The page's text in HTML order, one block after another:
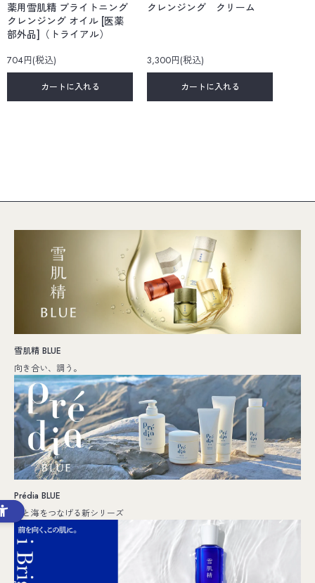
薬用雪肌精 ブライトニング
クレンジング オイル [医薬
部外品]（トライアル）
704円(税込)
カートに入れる
クレンジング クリーム
3,300円(税込)
カートに入れる
雪肌精 BLUE
向き合い、調う。
Prédia BLUE
人と海をつなげる新シリーズ